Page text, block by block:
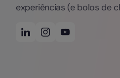
experiências (e bolos de